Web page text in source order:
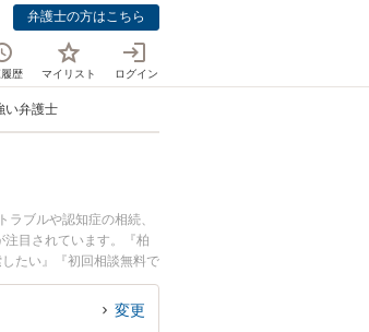
弁護士の方はこちら
歴 マイリスト ログイン
い弁護士
ブルや認知症の相続、
目されています。『柏
たい』『初回相談無料で
変更